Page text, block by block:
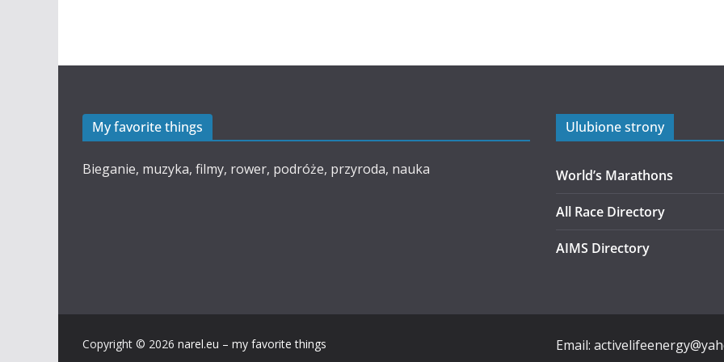
My favorite things
Bieganie, muzyka, filmy, rower, podróże, przyroda, nauka
Ulubione strony
World’s Marathons
All Race Directory
AIMS Directory
Copyright © 2026 narel.eu – my favorite things Email: